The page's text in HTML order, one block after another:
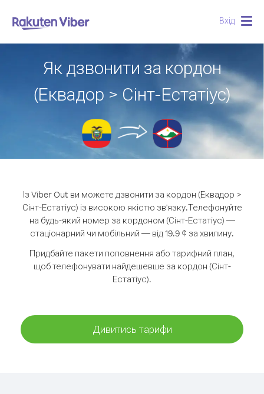
Вхід
Як дзвонити за кордон
(Еквадор > Сінт-Естатіус)
Із Viber Out ви можете дзвонити за кордон (Еквадор >
Сінт-Естатіус) із високою якістю зв'язку.Телефонуйте
на будь-який номер за кордоном (Сінт-Естатіус) —
стаціонарний чи мобільний — від 19.9 ¢ за хвилину.
Придбайте пакети поповнення або тарифний план,
щоб телефонувати найдешевше за кордон (Сінт-
Естатіус).
Дивитись тарифи